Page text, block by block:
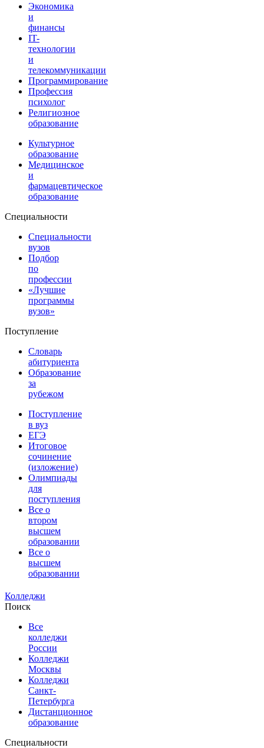
Экономика
и
финансы
IT-
технологии
и
телекоммуникации
Программирование
Профессия
психолог
Религиозное
образование
Культурное
образование
Медицинское
и
фармацевтическое
образование
Специальности
Специальности
вузов
Подбор
по
профессии
«Лучшие
программы
вузов»
Поступление
Словарь
абитуриента
Образование
за
рубежом
Поступление
в вуз
ЕГЭ
Итоговое
сочинение
(изложение)
Олимпиады
для
поступления
Все о
втором
высшем
образовании
Все о
высшем
образовании
Колледжи
Поиск
Все
колледжи
России
Колледжи
Москвы
Колледжи
Санкт-
Петербурга
Дистанционное
образование
Специальности